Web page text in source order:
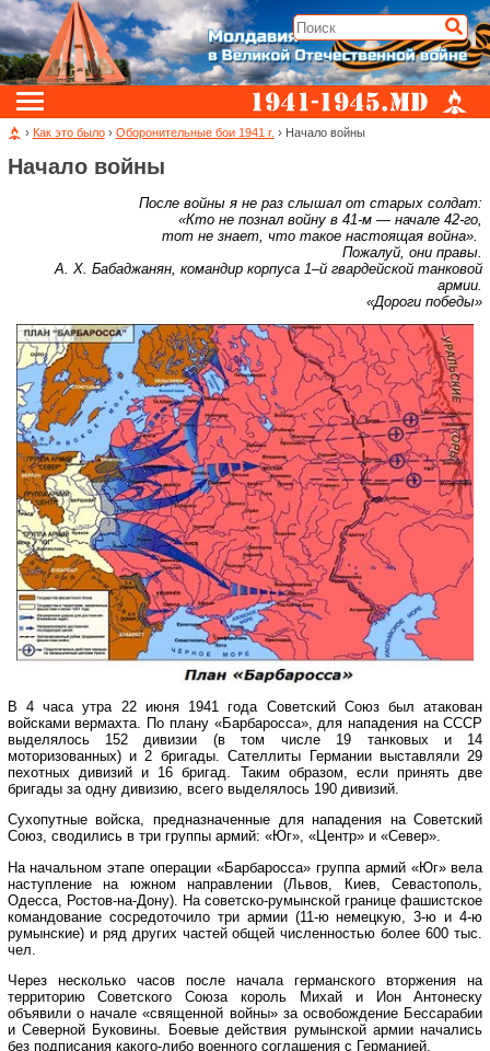
› Как это было› Оборонительные бои 1941 г. › Начало войны
Начало войны
После войны я не раз слышал от старых солдат:
«Кто не познал войну в 41-м — начале 42-го,
тот не знает, что такое настоящая война».
Пожалуй, они правы.
А. Х. Бабаджанян, командир корпуса 1–й гвардейской танковой
армии.
«Дороги победы»
В 4 часа утра 22 июня 1941 года Советский Союз был атакован
войсками вермахта. По плану «Барбаросса», для нападения на СССР
выделялось 152 дивизии (в том числе 19 танковых и 14
моторизованных) и 2 бригады. Сателлиты Германии выставляли 29
пехотных дивизий и 16 бригад. Таким образом, если принять две
бригады за одну дивизию, всего выделялось 190 дивизий.
Сухопутные войска, предназначенные для нападения на Советский
Союз, сводились в три группы армий: «Юг», «Центр» и «Север».
На начальном этапе операции «Барбаросса» группа армий «Юг» вела
наступление на южном направлении (Львов, Киев, Севастополь,
Одесса, Ростов-на-Дону). На советско-румынской границе фашистское
командование сосредоточило три армии (11-ю немецкую, 3-ю и 4-ю
румынские) и ряд других частей общей численностью более 600 тыс.
чел.
Через несколько часов после начала германского вторжения на
территорию Советского Союза король Михай и Ион Антонеску
объявили о начале «священной войны» за освобождение Бессарабии
и Северной Буковины. Боевые действия румынской армии начались
без подписания какого-либо военного соглашения с Германией.